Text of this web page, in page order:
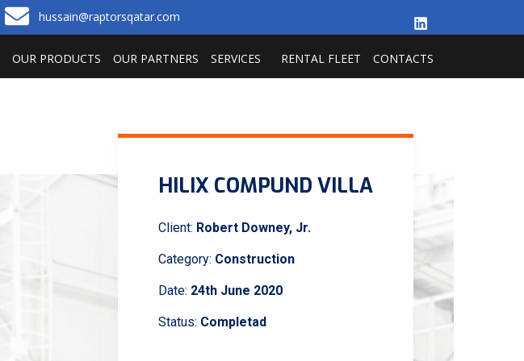
hussain@raptorsqatar.com
OUR PRODUCTS OUR PARTNERS SERVICES RENTAL FLEET CONTACTS
HILIX COMPUND VILLA
Client: Robert Downey, Jr.
Category: Construction
Date: 24th June 2020
Status: Completad